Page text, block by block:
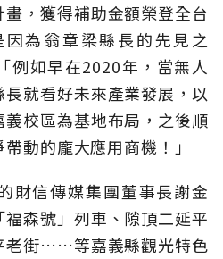
，獲得補助金額榮登全台
為翁章梁縣長的先見之
例如早在2020年，當無人
就看好未來產業發展，以
校區為基地布局，之後順
動的龐大應用商機！」
財信傳媒集團董事長謝金
森號」列車、隙頂二延平
老街……等嘉義縣觀光特色